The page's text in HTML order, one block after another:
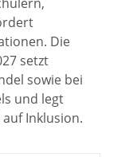
Die
setzt
sowie bei
und legt
Inklusion.